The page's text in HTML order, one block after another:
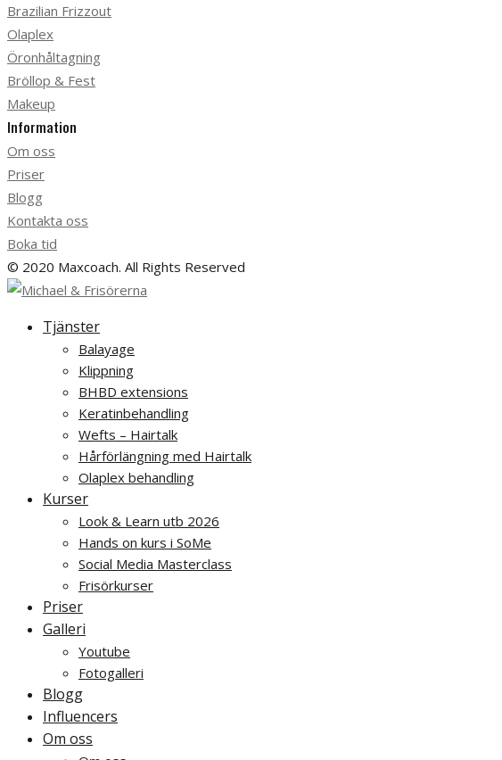
Brazilian Frizzout
Olaplex
Öronhåltagning
Bröllop & Fest
Makeup
Information
Om oss
Priser
Blogg
Kontakta oss
Boka tid
© 2020 Maxcoach. All Rights Reserved
Tjänster
Balayage
Klippning
BHBD extensions
Keratinbehandling
Wefts – Hairtalk
Hårförlängning med Hairtalk
Olaplex behandling
Kurser
Look & Learn utb 2026
Hands on kurs i SoMe
Social Media Masterclass
Frisörkurser
Priser
Galleri
Youtube
Fotogalleri
Blogg
Influencers
Om oss